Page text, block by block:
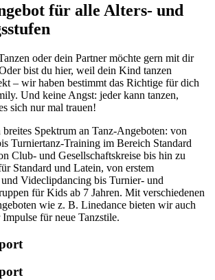
für alle Alters- und
oder dein Partner möchte gern mit dir
bist du hier, weil dein Kind tanzen
– wir haben bestimmt das Richtige für dich
Und keine Angst: jeder kann tanzen,
sich nur mal trauen!
Spektrum an Tanz-Angeboten: von
Turniertanz-Training im Bereich Standard
Club- und Gesellschaftskreise bis hin zu
Standard und Latein, von erstem
Videclipdancing bis Turnier- und
für Kids ab 7 Jahren. Mit verschiedenen
wie z. B. Linedance bieten wir auch
für neue Tanzstile.